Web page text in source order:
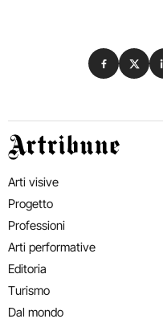
Condividi
Artribune
Arti visive
Progetto
Professioni
Arti performative
Editoria
Turismo
Dal mondo